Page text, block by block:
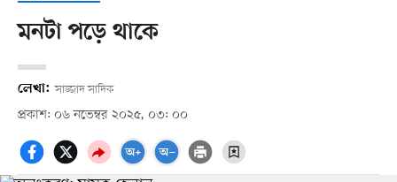
মনটা পড়ে থাকে
লেখা: সাজ্জাদ সাদিক
প্রকাশ: ০৬ নভেম্বর ২০২৫, ০৩: ০০